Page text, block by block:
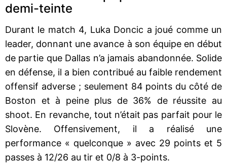
demi-teinte
Durant le match 4, Luka Doncic a joué comme un
leader, donnant une avance à son équipe en début
de partie que Dallas n’a jamais abandonnée. Solide
en défense, il a bien contribué au faible rendement
offensif adverse ; seulement 84 points du côté de
Boston et à peine plus de 36% de réussite au
shoot. En revanche, tout n’était pas parfait pour le
Slovène. Offensivement, il a réalisé une
performance « quelconque » avec 29 points et 5
passes à 12/26 au tir et 0/8 à 3-points.